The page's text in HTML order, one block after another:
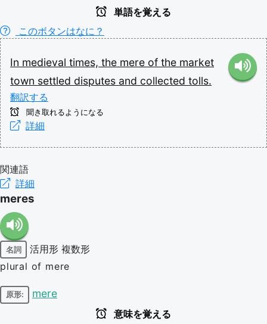
単語を覚える
このボタンはなに？
In medieval times, the mere of the market
town settled disputes and collected tolls.
翻訳する
聞き取れるようになる
詳細
関連語
詳細
meres
名詞 活用形 複数形
plural of mere
原形: mere
意味を覚える